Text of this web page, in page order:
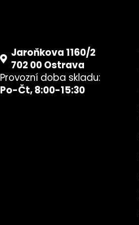
Jaroňkova 1160/2
702 00 Ostrava
Provozní doba skladu:
Po-Čt, 8:00-15:30